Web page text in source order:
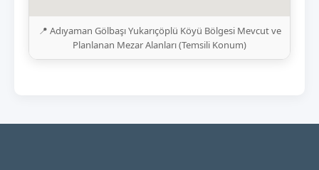
📍 Adıyaman Gölbaşı Yukarıçöplü Köyü Bölgesi Mevcut ve
Planlanan Mezar Alanları (Temsili Konum)